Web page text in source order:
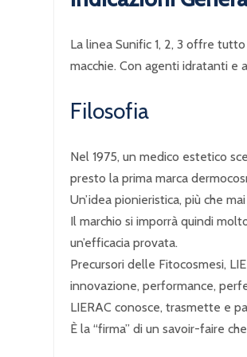
La linea Sunific 1, 2, 3 offre
macchie. Con agenti idratanti e
Filosofia
Nel 1975, un medico estetico
presto la prima marca
Un’idea pionieristica, più che
Il marchio si imporrà quindi
un’efficacia provata.
Precursori delle Fitocosmesi,
innovazione, performance,
LIERAC conosce, trasmette e
È la “firma” di un savoir-faire